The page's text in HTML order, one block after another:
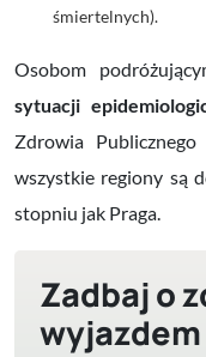
śmiertelnych).
Osobom
sytuacji
Zdrowia
wszystkie regiony są
stopniu jak Praga.
Zadbaj o